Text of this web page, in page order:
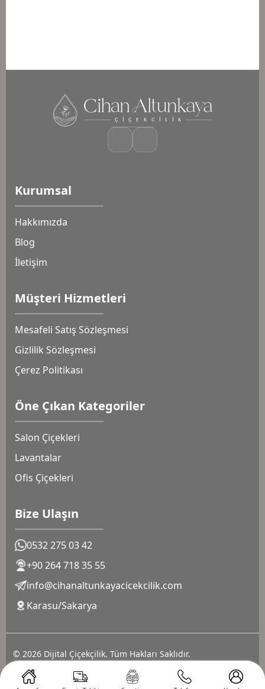
Kurumsal
Hakkımızda
Blog
İletişim
Müşteri Hizmetleri
Mesafeli Satış Sözleşmesi
Gizlilik Sözleşmesi
Çerez Politikası
Öne Çıkan Kategoriler
Salon Çiçekleri
Lavantalar
Ofis Çiçekleri
Bize Ulaşın
0532 275 03 42
+90 264 718 35 55
info@cihanaltunkayacicekcilik.com
Karasu/Sakarya
© 2026 Dijital Çiçekçilik. Tüm Hakları Saklıdır.
Gizlilik Sözleşmesi Çerez Politikası